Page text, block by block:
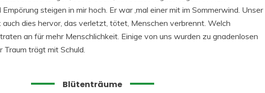
steigen in mir hoch. Er war ‚mal einer mit im Sommerwind. Unser
auch dies hervor, das verletzt, tötet, Menschen verbrennt. Welch
an für mehr Menschlichkeit. Einige von uns wurden zu gnadenlosen
Traum trägt mit Schuld.
Blütenträume